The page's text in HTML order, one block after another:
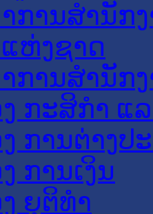
ການສໍານັກ
ຫ່ງຊາດ
ການສຳນັກ
ກະສິກຳ ແ
ການຕ່າງປ
ການເງິນ
ຍຸຕິທໍາ